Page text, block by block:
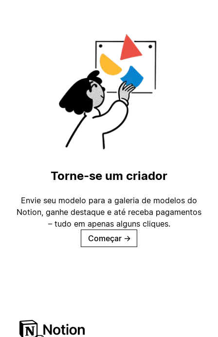
Torne-se um criador
Envie seu modelo para a galeria de modelos do
Notion, ganhe destaque e até receba pagamentos
– tudo em apenas alguns cliques.
Começar →